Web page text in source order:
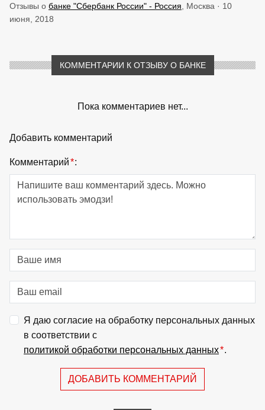
Отзывы о банке "Сбербанк России" - Россия , Москва · 10
июня, 2018
КОММЕНТАРИИ К ОТЗЫВУ О БАНКЕ
Пока комментариев нет...
Добавить комментарий
Комментарий*:
Я даю согласие на обработку персональных данных
в соответствии с
политикой обработки персональных данных*.
ДОБАВИТЬ КОММЕНТАРИЙ